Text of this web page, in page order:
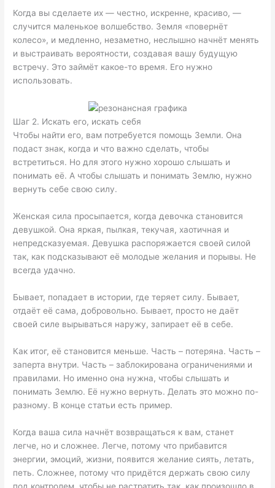
Когда вы сделаете их — честно, искренне, красиво, —
случится маленькое волшебство. Земля «повернёт
колесо», и медленно, незаметно, неслышно начнёт менять
и выстраивать вероятности, создавая вашу будущую
встречу. Это займёт какое-то время. Его нужно
использовать.
Шаг 2. Искать его, искать себя
Чтобы найти его, вам потребуется помощь Земли. Она
подаст знак, когда и что важно сделать, чтобы
встретиться. Но для этого нужно хорошо слышать и
понимать её. А чтобы слышать и понимать Землю, нужно
вернуть себе свою силу.
Женская сила просыпается, когда девочка становится
девушкой. Она яркая, пылкая, текучая, хаотичная и
непредсказуемая. Девушка распоряжается своей силой
так, как подсказывают её молодые желания и порывы. Не
всегда удачно.
Бывает, попадает в истории, где теряет силу. Бывает,
отдаёт её сама, добровольно. Бывает, просто не даёт
своей силе вырываться наружу, запирает её в себе.
Как итог, её становится меньше. Часть – потеряна. Часть –
заперта внутри. Часть – заблокирована ограничениями и
правилами. Но именно она нужна, чтобы слышать и
понимать Землю. Её нужно вернуть. Делать это можно по-
разному. В конце статьи есть пример.
Когда ваша сила начнёт возвращаться к вам, станет
легче, но и сложнее. Легче, потому что прибавится
энергии, эмоций, жизни, появится желание сиять, летать,
петь. Сложнее, потому что придётся держать свою силу
под контролем, чтобы не растратить так, как произошло в